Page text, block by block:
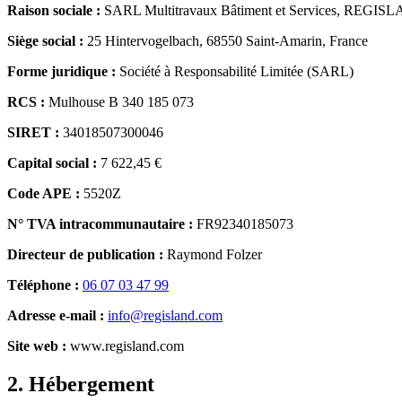
Raison sociale : SARL Multitravaux Bâtiment et Services,
Siège social : 25 Hintervogelbach, 68550 Saint-Amarin, France
Forme juridique : Société à Responsabilité Limitée (SARL)
RCS : Mulhouse B 340 185 073
SIRET : 34018507300046
Capital social : 7 622,45 €
Code APE : 5520Z
N° TVA intracommunautaire : FR92340185073
Directeur de publication : Raymond Folzer
Téléphone : 06 07 03 47 99
Adresse e-mail : info@regisland.com
Site web : www.regisland.com
2. Hébergement